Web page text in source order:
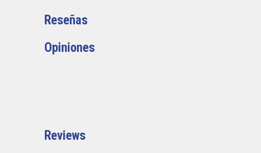
Reseñas
Opiniones
Reviews